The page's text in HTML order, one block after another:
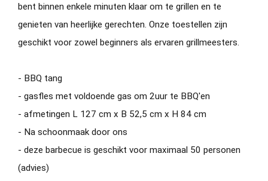
bent binnen enkele minuten klaar om te grillen en te
genieten van heerlijke gerechten. Onze toestellen zijn
geschikt voor zowel beginners als ervaren grillmeesters.
- BBQ tang
- gasfles met voldoende gas om 2uur te BBQ'en
- afmetingen L 127 cm x B 52,5 cm x H 84 cm
- Na schoonmaak door ons
- deze barbecue is geschikt voor maximaal 50 personen
(advies)